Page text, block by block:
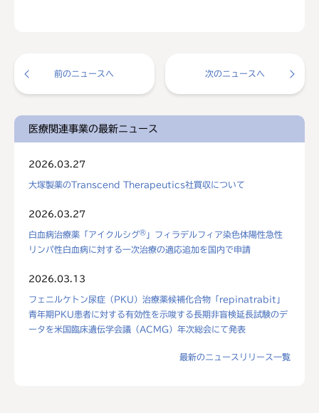
前のニュースへ 次のニュースへ
医療関連事業の最新ニュース
2026.03.27
大塚製薬のTranscend Therapeutics社買収について
2026.03.27
白血病治療薬「アイクルシグ® 」フィラデルフィア染色体陽性急性
リンパ性白血病に対する一次治療の適応追加を国内で申請
2026.03.13
フェニルケトン尿症（PKU）治療薬候補化合物「repinatrabit」
青年期PKU患者に対する有効性を示唆する長期非盲検延長試験のデ
ータを米国臨床遺伝学会議（ACMG）年次総会にて発表
最新のニュースリリース一覧